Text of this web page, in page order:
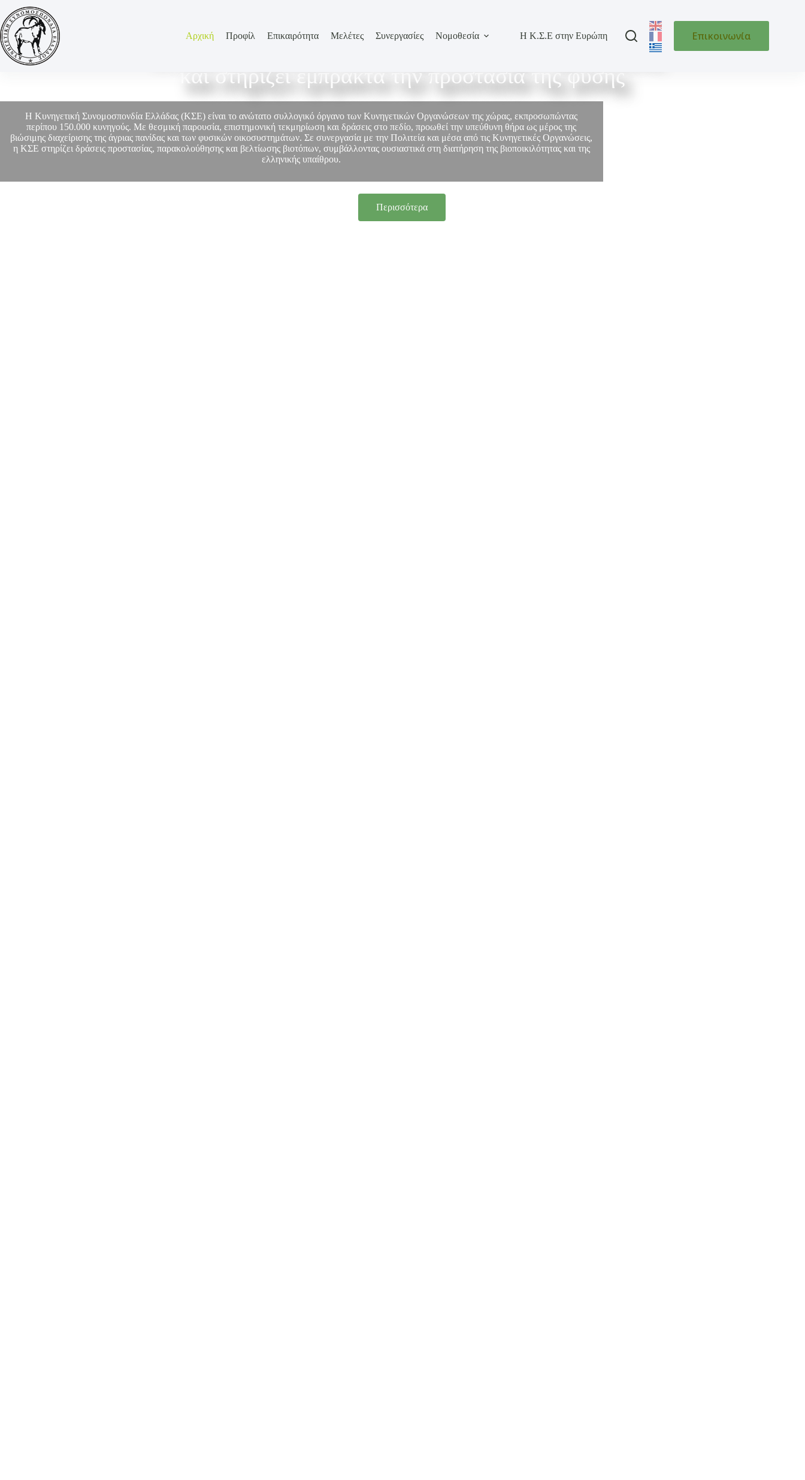
Αρχική Προφίλ Επικαιρότητα Μελέτες Συνεργασίες Νομοθεσία Η Κ.Σ.Ε στην Ευρώπη Επικοινωνία
Η ΚΣΕ εκπροσωπεί τον κυνηγετικό κόσμο της Ελλάδας
και στηρίζει έμπρακτα την προστασία της φύσης
Η Κυνηγετική Συνομοσπονδία Ελλάδας (ΚΣΕ) είναι το ανώτατο συλλογικό όργανο των Κυνηγετικών Οργανώσεων της χώρας, εκπροσωπώντας
περίπου 150.000 κυνηγούς. Με θεσμική παρουσία, επιστημονική τεκμηρίωση και δράσεις στο πεδίο, προωθεί την υπεύθυνη θήρα ως μέρος της
βιώσιμης διαχείρισης της άγριας πανίδας και των φυσικών οικοσυστημάτων. Σε συνεργασία με την Πολιτεία και μέσα από τις Κυνηγετικές Οργανώσεις,
η ΚΣΕ στηρίζει δράσεις προστασίας, παρακολούθησης και βελτίωσης βιοτόπων, συμβάλλοντας ουσιαστικά στη διατήρηση της βιοποικιλότητας και της
ελληνικής υπαίθρου.
Περισσότερα